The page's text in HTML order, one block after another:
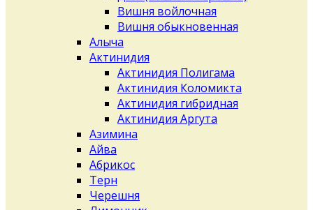
Вишня войлочная
Вишня обыкновенная
Алыча
Актинидия
Актинидия Полигама
Актинидия Коломикта
Актинидия гибридная
Актинидия Аргута
Азимина
Айва
Абрикос
Терн
Черешня